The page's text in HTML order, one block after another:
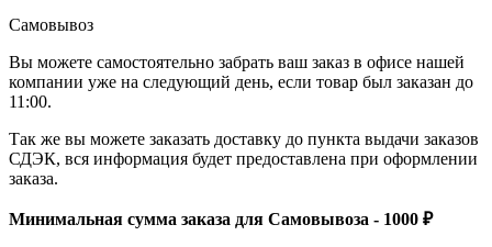
Самовывоз
Вы можете самостоятельно забрать ваш заказ в офисе нашей
компании уже на следующий день, если товар был заказан до
11:00.
Так же вы можете заказать доставку до пункта выдачи заказов
СДЭК, вся информация будет предоставлена при оформлении
заказа.
Минимальная сумма заказа для Самовывоза - 1000 ₽